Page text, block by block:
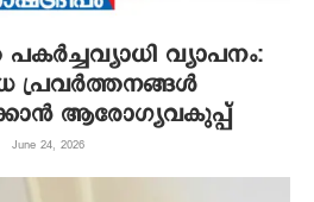
വ്യാപനം:
പ്രവർത്തനങ്ങൾ
ആരോഗ്യവകുപ്പ്
June 24, 2026